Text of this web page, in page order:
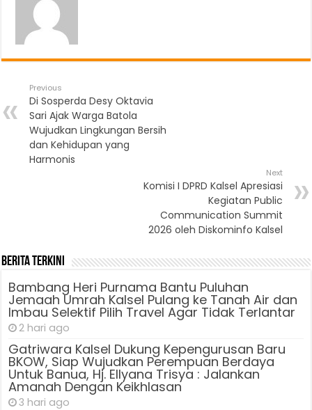
Previous
Di Sosperda Desy Oktavia
Sari Ajak Warga Batola
Wujudkan Lingkungan Bersih
dan Kehidupan yang
Harmonis
Next
Komisi I DPRD Kalsel Apresiasi
Kegiatan Public
Communication Summit
2026 oleh Diskominfo Kalsel
Berita Terkini
Bambang Heri Purnama Bantu Puluhan
Jemaah Umrah Kalsel Pulang ke Tanah Air dan
Imbau Selektif Pilih Travel Agar Tidak Terlantar
2 hari ago
Gatriwara Kalsel Dukung Kepengurusan Baru
BKOW, Siap Wujudkan Perempuan Berdaya
Untuk Banua, Hj. Ellyana Trisya : Jalankan
Amanah Dengan Keikhlasan
3 hari ago